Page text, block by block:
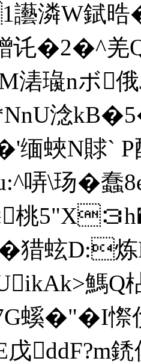
潾W錻晧
讬�2�^
湱璏nボ
淰
缅蛺N賕`
哢\玚�蠢
桃5"X３
猎蚿D:
鰢Q
螇�"�I
戊